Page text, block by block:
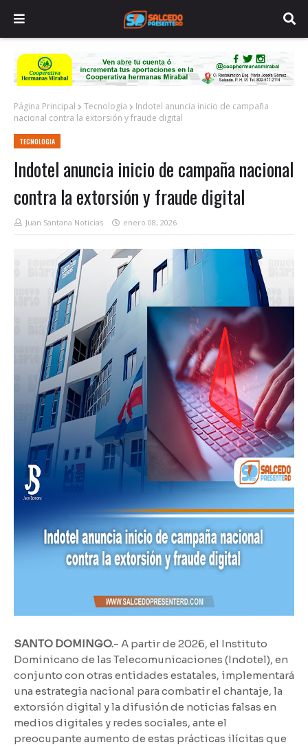
Página Principal Tecnologia
Indotel anuncia inicio de campaña
nacional contra la extorsión y fraude digital
TECNOLOGIA
Indotel anuncia inicio de campaña nacional
contra la extorsión y fraude digital
Juan Santana Noticias enero 08, 2026
SANTO DOMINGO.- A partir de 2026, el Instituto
Dominicano de las Telecomunicaciones (Indotel), en
conjunto con otras entidades estatales, implementará
una estrategia nacional para combatir el chantaje, la
extorsión digital y la difusión de noticias falsas en
medios digitales y redes sociales, ante el
preocupante aumento de estas prácticas ilícitas que